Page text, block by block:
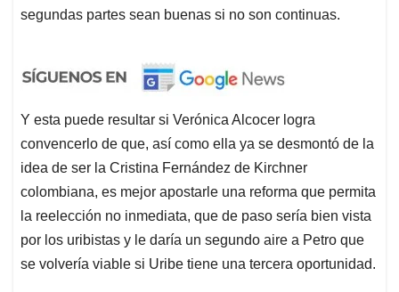
segundas partes sean buenas si no son continuas.
Y esta puede resultar si Verónica Alcocer logra
convencerlo de que, así como ella ya se desmontó de la
idea de ser la Cristina Fernández de Kirchner
colombiana, es mejor apostarle una reforma que permita
la reelección no inmediata, que de paso sería bien vista
por los uribistas y le daría un segundo aire a Petro que
se volvería viable si Uribe tiene una tercera oportunidad.